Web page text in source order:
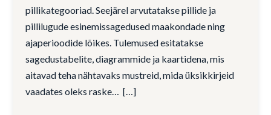
pillikategooriad. Seejärel arvutatakse pillide ja
pillilugude esinemissagedused maakondade ning
ajaperioodide lõikes. Tulemused esitatakse
sagedustabelite, diagrammide ja kaartidena, mis
aitavad teha nähtavaks mustreid, mida üksikkirjeid
vaadates oleks raske…